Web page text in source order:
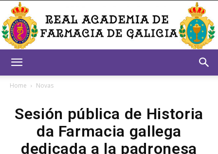
Academia
Home Novas
Sesión pública de Historia
da Farmacia gallega
dedicada a la padronesa